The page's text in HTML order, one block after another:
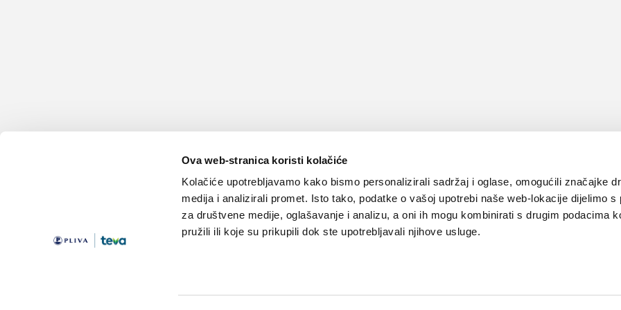
Ova web-stranica koristi kolačiće
Kolačiće upotrebljavamo kako bismo personalizirali sadržaj i oglase, omogućili značajke
medija i analizirali promet. Isto tako, podatke o vašoj upotrebi naše web-lokacije dijelimo s
za društvene medije, oglašavanje i analizu, a oni ih mogu kombinirati s drugim podacima
pružili ili koje su prikupili dok ste upotrebljavali njihove usluge.
Važne pravne